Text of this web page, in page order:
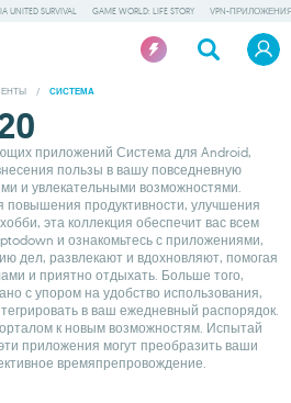
UNITED SURVIVAL GAME WORLD: LIFE STORY VPN-
/ СИСТЕМА
приложений Система для Android,
пользы в вашу повседневную
и увлекательными возможностями.
продуктивности, улучшения
эта коллекция обеспечит вас всем
и ознакомьтесь с приложениями,
дел, развлекают и вдохновляют, помогая
и приятно отдыхать. Больше того,
с упором на удобство использования,
в ваш ежедневный распорядок.
к новым возможностям. Испытай
приложения могут преобразить ваши
времяпрепровождение.